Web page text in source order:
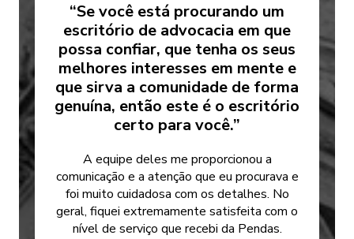
“Se você está procurando um
escritório de advocacia em que
possa confiar, que tenha os seus
melhores interesses em mente e
que sirva a comunidade de forma
genuína, então este é o escritório
certo para você.”
A equipe deles me proporcionou a
comunicação e a atenção que eu procurava e
foi muito cuidadosa com os detalhes. No
geral, fiquei extremamente satisfeita com o
nível de serviço que recebi da Pendas.